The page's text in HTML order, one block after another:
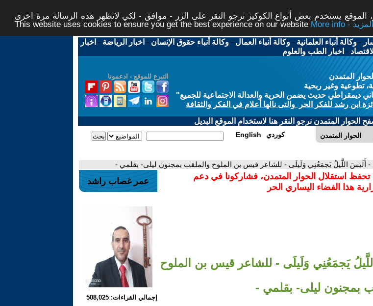
يستخدم بعض أنواع الكوكيز نرجو النقر على الزر - موافق - لكي لاتظهر هذه الرسالة مرة اخرى -
This website uses cookies to ensure you get the best experience on our website
More info - المزيد
-وكالة أنباء العلمانية -وكالة أنباء العمال -وكالة أنباء حقوق الإنسان - اخبار الرياضة - اخبار
- اخبار الطب والعلوم
التبرع للموقع - ادعمونا
المتمدن
تطوعية وغير ربحية
ديمقراطي حديث يضمن الحرية والعدالة الاجتماعية للجميع"
ابن رشد للفكر الحر والتى نالها أعلام في الفكر والثقافة
الحوار المتمدن نرجو النقر هنا لاستخدام الموقع البديل
الحوار المتمدن English كوردي
أَلَيسَ اللَّيلُ يَجمَعُنِي وَلَيلَى - للشاعر قيس بن الملوح والملقب بمجنون ليلى- بقلمي -
تحفظ استقلال الحوار المتمدن، فشاركونا في دعم
هذا الفضاء اليساري الحر
يَجمَعُنِي وَلَيلَى - للشاعر قيس بن الملوح
بمجنون ليلى- بقلمي -
عمر غصاب راشد
إجمالي القراءات: 508,025